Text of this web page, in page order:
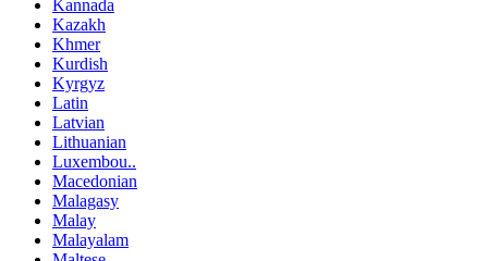
Kannada
Kazakh
Khmer
Kurdish
Kyrgyz
Latin
Latvian
Lithuanian
Luxembou..
Macedonian
Malagasy
Malay
Malayalam